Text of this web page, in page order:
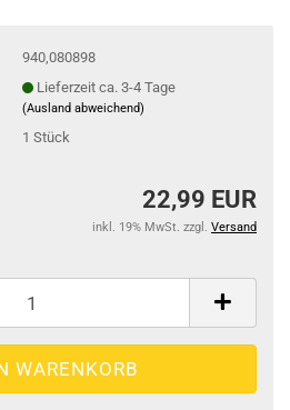
940,080898
Lieferzeit ca. 3-4 Tage
(Ausland abweichend)
1 Stück
22,99 EUR
inkl. 19% MwSt. zzgl. Versand